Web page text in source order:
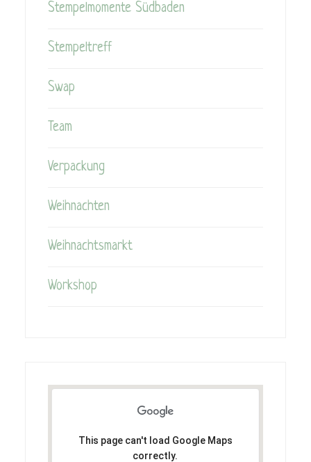
Stempelmomente Südbaden
Stempeltreff
Swap
Team
Verpackung
Weihnachten
Weihnachtsmarkt
Workshop
This page can't load Google Maps
correctly.